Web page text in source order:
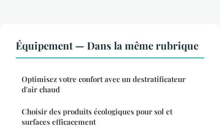
Équipement — Dans la même rubrique
Optimisez votre confort avec un destratificateur
d'air chaud
Choisir des produits écologiques pour sol et
surfaces efficacement